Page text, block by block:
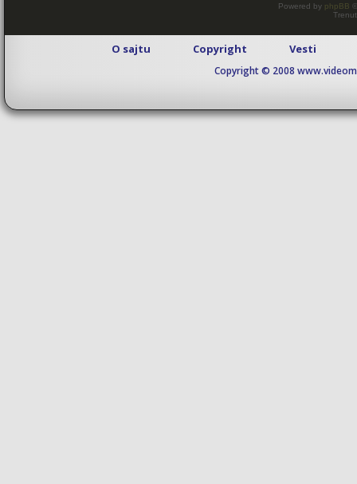
Powered by phpBB
O sajtu Copyright Vesti
Copyright © 2008